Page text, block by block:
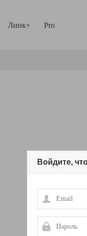
Линк+ Pro
Войдите,
Email
Пароль